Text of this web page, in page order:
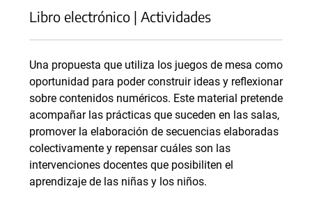
Libro electrónico | Actividades
Una propuesta que utiliza los juegos de mesa como
oportunidad para poder construir ideas y reflexionar
sobre contenidos numéricos. Este material pretende
acompañar las prácticas que suceden en las salas,
promover la elaboración de secuencias elaboradas
colectivamente y repensar cuáles son las
intervenciones docentes que posibiliten el
aprendizaje de las niñas y los niños.